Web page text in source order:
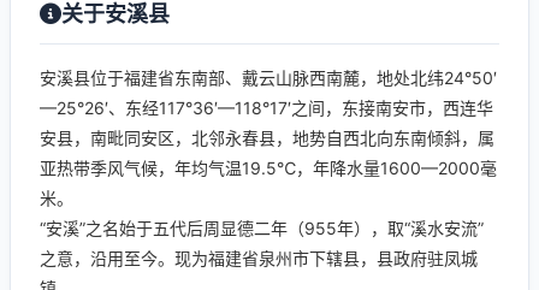
关于安溪县
安溪县位于福建省东南部、戴云山脉西南麓，地处北纬24°50′
—25°26′、东经117°36′—118°17′之间，东接南安市，西连华
安县，南毗同安区，北邻永春县，地势自西北向东南倾斜，属
亚热带季风气候，年均气温19.5℃，年降水量1600—2000毫
米。
“安溪”之名始于五代后周显德二年（955年），取“溪水安流”
之意，沿用至今。现为福建省泉州市下辖县，县政府驻凤城